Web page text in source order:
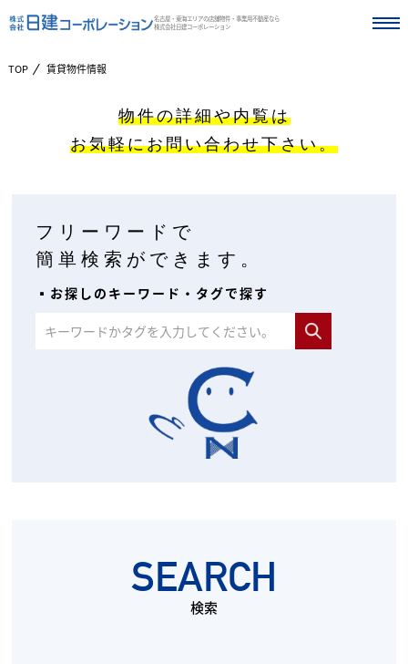
名古屋・東海エリアの店舗物件・事業用不動産なら
株式会社日建コーポレーション
TOP 賃貸物件情報
物件の詳細や内覧は
お気軽にお問い合わせ下さい。
フリーワードで
簡単検索ができます。
▪︎お探しのキーワード・タグで探す
SEARCH
検索